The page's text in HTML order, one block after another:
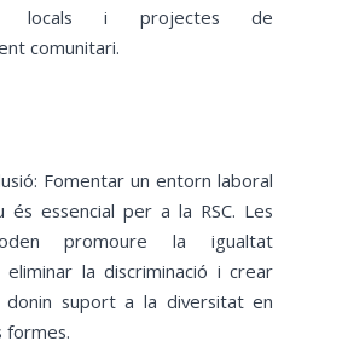
locals i projectes de
comunitari.
Fomentar un entorn laboral
és essencial per a la RSC. Les
promoure la igualtat
eliminar la discriminació i crear
donin suport a la diversitat en
formes.